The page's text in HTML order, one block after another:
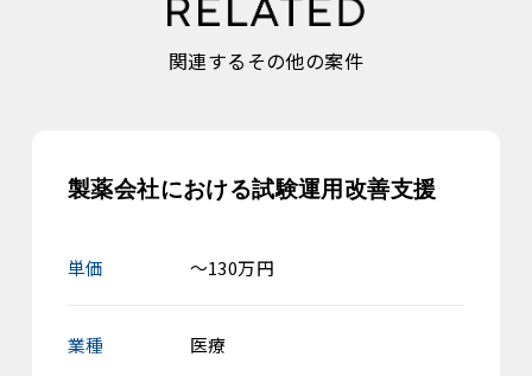
関連するその他の案件
製薬会社における試験運用改善支援
単価 ～130万円
業種 医療